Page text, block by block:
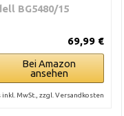
BG5480/15
69,99 €
Bei Amazon
ansehen
inkl. MwSt., zzgl. Versandkosten